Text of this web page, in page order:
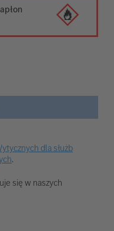
dla służb
.
się w naszych